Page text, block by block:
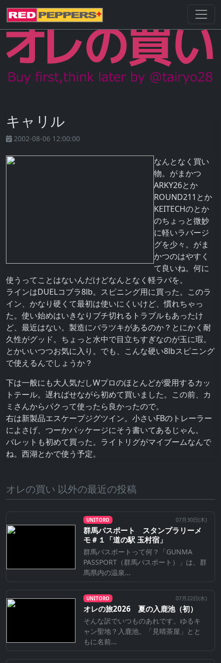
キャリル
2002-08-06 12:00:00
なんとなく買い
物。がまかつ
ARKY26とか
ROUND211とか
KEITECHのとか
のちょっと微妙
に軽いラバージ
グを少々。がま
かつのはやすく
て良いね。何に
使うってことはないんだけどなんとなく軽ラバを。
ラインはDUELコブラ8lb。スピニング用に買った。このラ
イン、かなり硬くて最初は使いにくいけど、慣れちゃっ
た。使い始めはいきなりブチ切れるトラブルもあったけ
ど、最近はない。製造にバラツキがあるのか？とにかく耐
久性がグッド。ちょっと水中で目立ちすぎなのが玉に瑕。
とかいいつつお気に入り。でも、こんな硬い8lbスピニング
で使えるんでしょうか？
下は一般にも大人気だしWプロのほとんどが愛用するカッ
トテール。遅ればせながら初めて買いました。この前、カ
ミさんからパクって使ったら良かったので。
右は新製品エスケープジグツイン。小さいFBのトレーラー
によさげ、つーかパッケージにそう書いてあるじゃん。
バレットも初めて買った。ライトリグがマイブームなんで
ね。西湖とかで使う予定。
オレの買い 以外の最近の投稿
UNITORO 07月30日(木)
群馬パスポート スタンプラリーメ
モ＃１「道の駅 玉村宿」
群馬パスポートって何？「GUNMA
PASSPORT（群馬パスポート）」は、群
馬県内の温泉...
UNITORO 07月22日(水)
オレの旅2026 夏の入鹿池（初）
そんな訳でいつものあれです。ゆるキ
ャン聖地？入鹿池。「見晴茶屋」とと
もに名前...